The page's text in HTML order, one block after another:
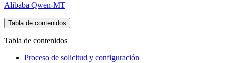
Alibaba Qwen-MT
Tabla de contenidos
Tabla de contenidos
Proceso de solicitud y configuración